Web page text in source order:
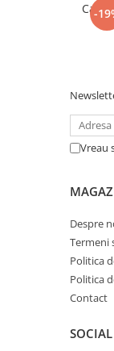
-
Vreau
Despre
Termeni
Politica
Politica
Contact
SOCIAL